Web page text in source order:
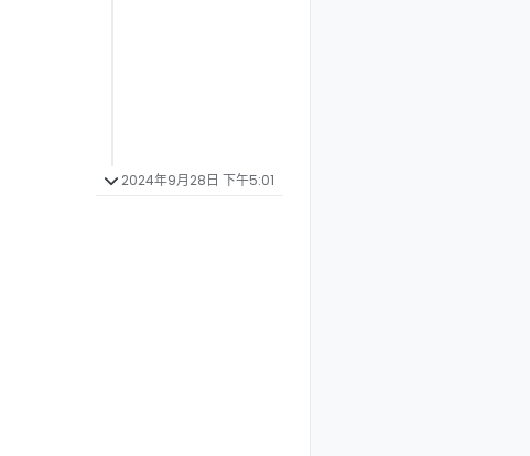
2024年9月28日 下午5:01